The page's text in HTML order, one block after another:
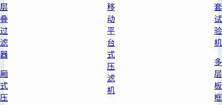
层
叠
过
滤
器
厢
式
压
移
动
平
台
式
压
滤
机
套
试
验
机
多
层
板
框